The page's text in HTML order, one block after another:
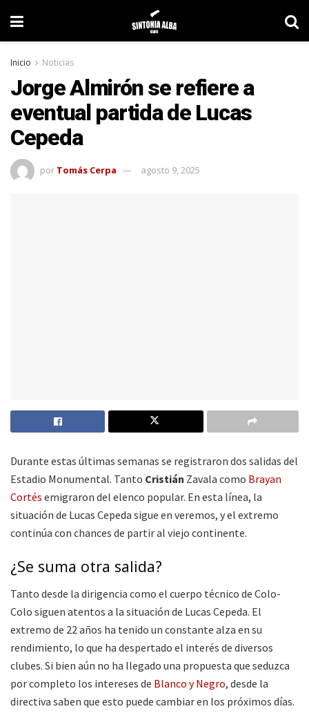
Inicio Noticias
Jorge Almirón se refiere a
eventual partida de Lucas
Cepeda
por Tomás Cerpa agosto 9, 2025
Durante estas últimas semanas se registraron dos salidas del
Estadio Monumental. Tanto Cristián Zavala como Brayan
Cortés emigraron del elenco popular. En esta línea, la
situación de Lucas Cepeda sigue en veremos, y el extremo
continúa con chances de partir al viejo continente.
¿Se suma otra salida?
Tanto desde la dirigencia como el cuerpo técnico de Colo-
Colo siguen atentos a la situación de Lucas Cepeda. El
extremo de 22 años ha tenido un constante alza en su
rendimiento, lo que ha despertado el interés de diversos
clubes. Si bien aún no ha llegado una propuesta que seduzca
por completo los intereses de Blanco y Negro, desde la
directiva saben que esto puede cambiar en los próximos días.